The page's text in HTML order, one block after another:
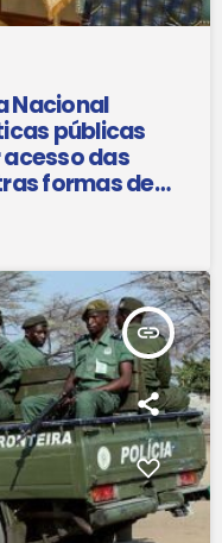
Nacional
públicas
das
formas de
insert_link